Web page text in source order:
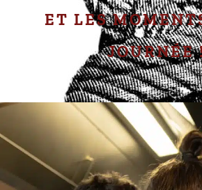
ET LES
JOURNÉE